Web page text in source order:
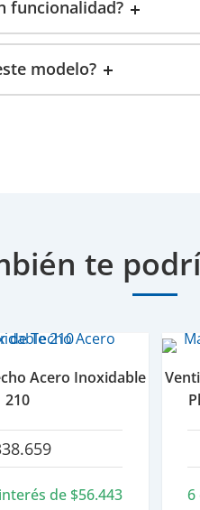
funcionalidad?
modelo?
te
Acero Inoxidable
210
de $56.443 6